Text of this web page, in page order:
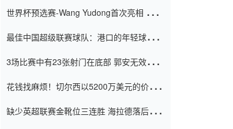
世界杯预选赛-Wang Yudong首次亮相 中国
最佳中国超级联赛球队：港口的年轻球员在
（Taishan）
3场比赛中有23张射门在底部 郭安无效传球
花钱找麻烦！切尔西以5200万美元的价格
窗口
缺少英超联赛金靴位三连胜 海拉德落后6球